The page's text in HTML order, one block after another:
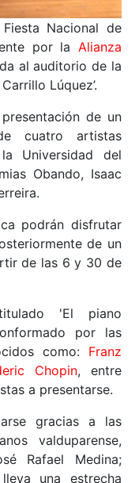
Nacional de
por la Alianza
al auditorio de la
Lúquez’.
de un
cuatro artistas
Universidad del
Obando, Isaac
podrán disfrutar
de un
de las 6 y 30 de
'El piano
por las
como: Franz
Chopin, entre
a presentarse.
gracias a las
valduparense,
Rafael Medina;
una estrecha